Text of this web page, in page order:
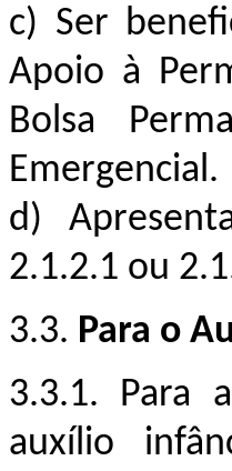
c) Ser
Apoio à
Bolsa
Emergencial.
d)
2.1.2.1 ou
3.3. Para o
3.3.1. Para
auxílio